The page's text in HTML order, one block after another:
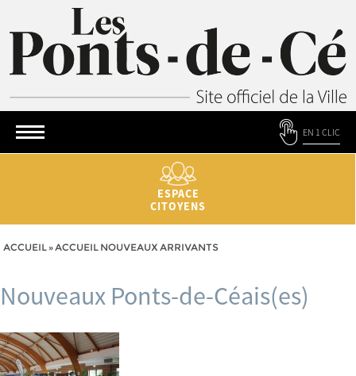
EN 1 CLIC
ESPACE
CITOYENS
ACCUEIL»ACCUEIL NOUVEAUX ARRIVANTS
Nouveaux Ponts-de-Céais(es)